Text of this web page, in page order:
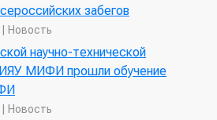
забегов
Новость
научно-технической
МИФИ прошли обучение
Новость